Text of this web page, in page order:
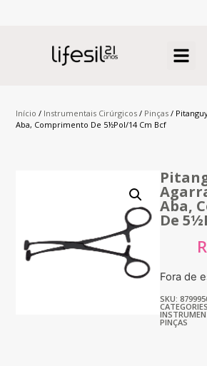
Início / Instrumentais Cirúrgicos / Pinças /
Aba, Comprimento De 5½Pol/14 Cm Bcf
Aba,
De
Fora de
SKU:
PINÇAS